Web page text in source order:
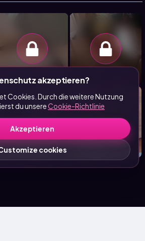
akzeptieren?
Cookies. Durch die weitere Nutzung
du unsereCookie-Richtlinie
Akzeptieren
cookies